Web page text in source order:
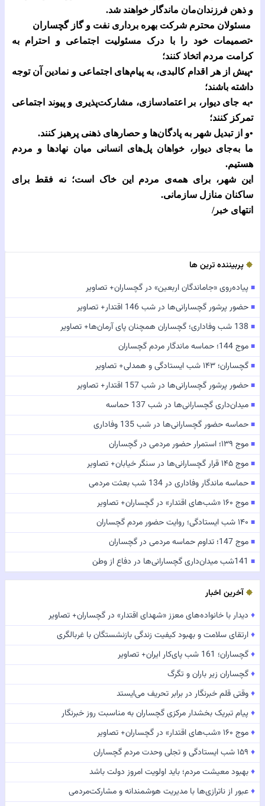
و ذهن فرزندان‌مان ماندگار خواهند شد.
مسئولان محترم شرکت بهره برداری نفت و گاز گچساران
•تصمیمات خود را با درک مسئولیت اجتماعی و احترام به
کرامت مردم اتخاذ کنند؛
•پیش از هر اقدام کالبدی، به پیام‌های اجتماعی و نمادین آن توجه
داشته باشند؛
•به جای دیوار، بر اعتمادسازی، مشارکت‌پذیری و پیوند اجتماعی
تمرکز کنند؛
•و از تبدیل شهر به پادگان‌ها و حصارهای ذهنی پرهیز کنند.
ما به‌جای دیوار، خواهان پل‌های انسانی میان نهادها و مردم
هستیم.
این شهر، برای همه‌ی مردم این خاک است؛ نه فقط برای
ساکنان منازل سازمانی.
انتهای خبر/
پربیننده ترین ها
■ پیاده‌روی «جاماندگان اربعین» در گچساران+ تصاویر
■ حضور پرشور گچسارانی‌ها در شب 146 اقتدار+ تصاویر
■ 138 شب وفاداری؛ گچساران همچنان پای آرمان‌ها+ تصاویر
■ موج 144؛ حماسه ماندگار مردم گچساران
■ گچساران؛ ۱۴۳ شب ایستادگی و همدلی+ تصاویر
■ حضور پرشور گچسارانی‌ها در شب 157 اقتدار+ تصاویر
■ میدان‌داری گچسارانی‌ها در شب 137 حماسه
■ حماسه حضور گچسارانی‌ها در شب 135 وفاداری
■ موج ۱۳۹؛ استمرار حضور مردمی در گچساران
■ موج ۱۴۵ قرار گچسارانی‌ها در سنگر خیابان+ تصاویر
■ حماسه ماندگار وفاداری در 134 شب بعثت مردمی
■ موج ۱۶۰ «شب‌های اقتدار» در گچساران+ تصاویر
■ ۱۴۰ شب ایستادگی؛ روایت حضور مردم گچساران
■ موج 147؛ تداوم حماسه مردمی در گچساران
■ 141شب میدان‌داری گچسارانی‌ها در دفاع از وطن
آخرین اخبار
♦ دیدار با خانواده‌های معزز «شهدای اقتدار» در گچساران+ تصاویر
♦ارتقای سلامت و بهبود کیفیت زندگی بازنشستگان با غربالگری
♦گچساران؛ 161 شب پای‌کار ایران+ تصاویر
♦گچساران زیر باران و تگرگ
♦وقتی قلم خبرنگار در برابر تحریف می‌ایستد
♦ پیام تبریک بخشدار مرکزی گچساران به مناسبت روز خبرنگار
♦موج ۱۶۰ «شب‌های اقتدار» در گچساران+ تصاویر
♦ ۱۵۹ شب ایستادگی و تجلی وحدت مردم گچساران
♦بهبود معیشت مردم؛ باید اولویت امروز دولت باشد
♦عبور از ناترازی‌ها با مدیریت هوشمندانه و مشارکت‌مردمی